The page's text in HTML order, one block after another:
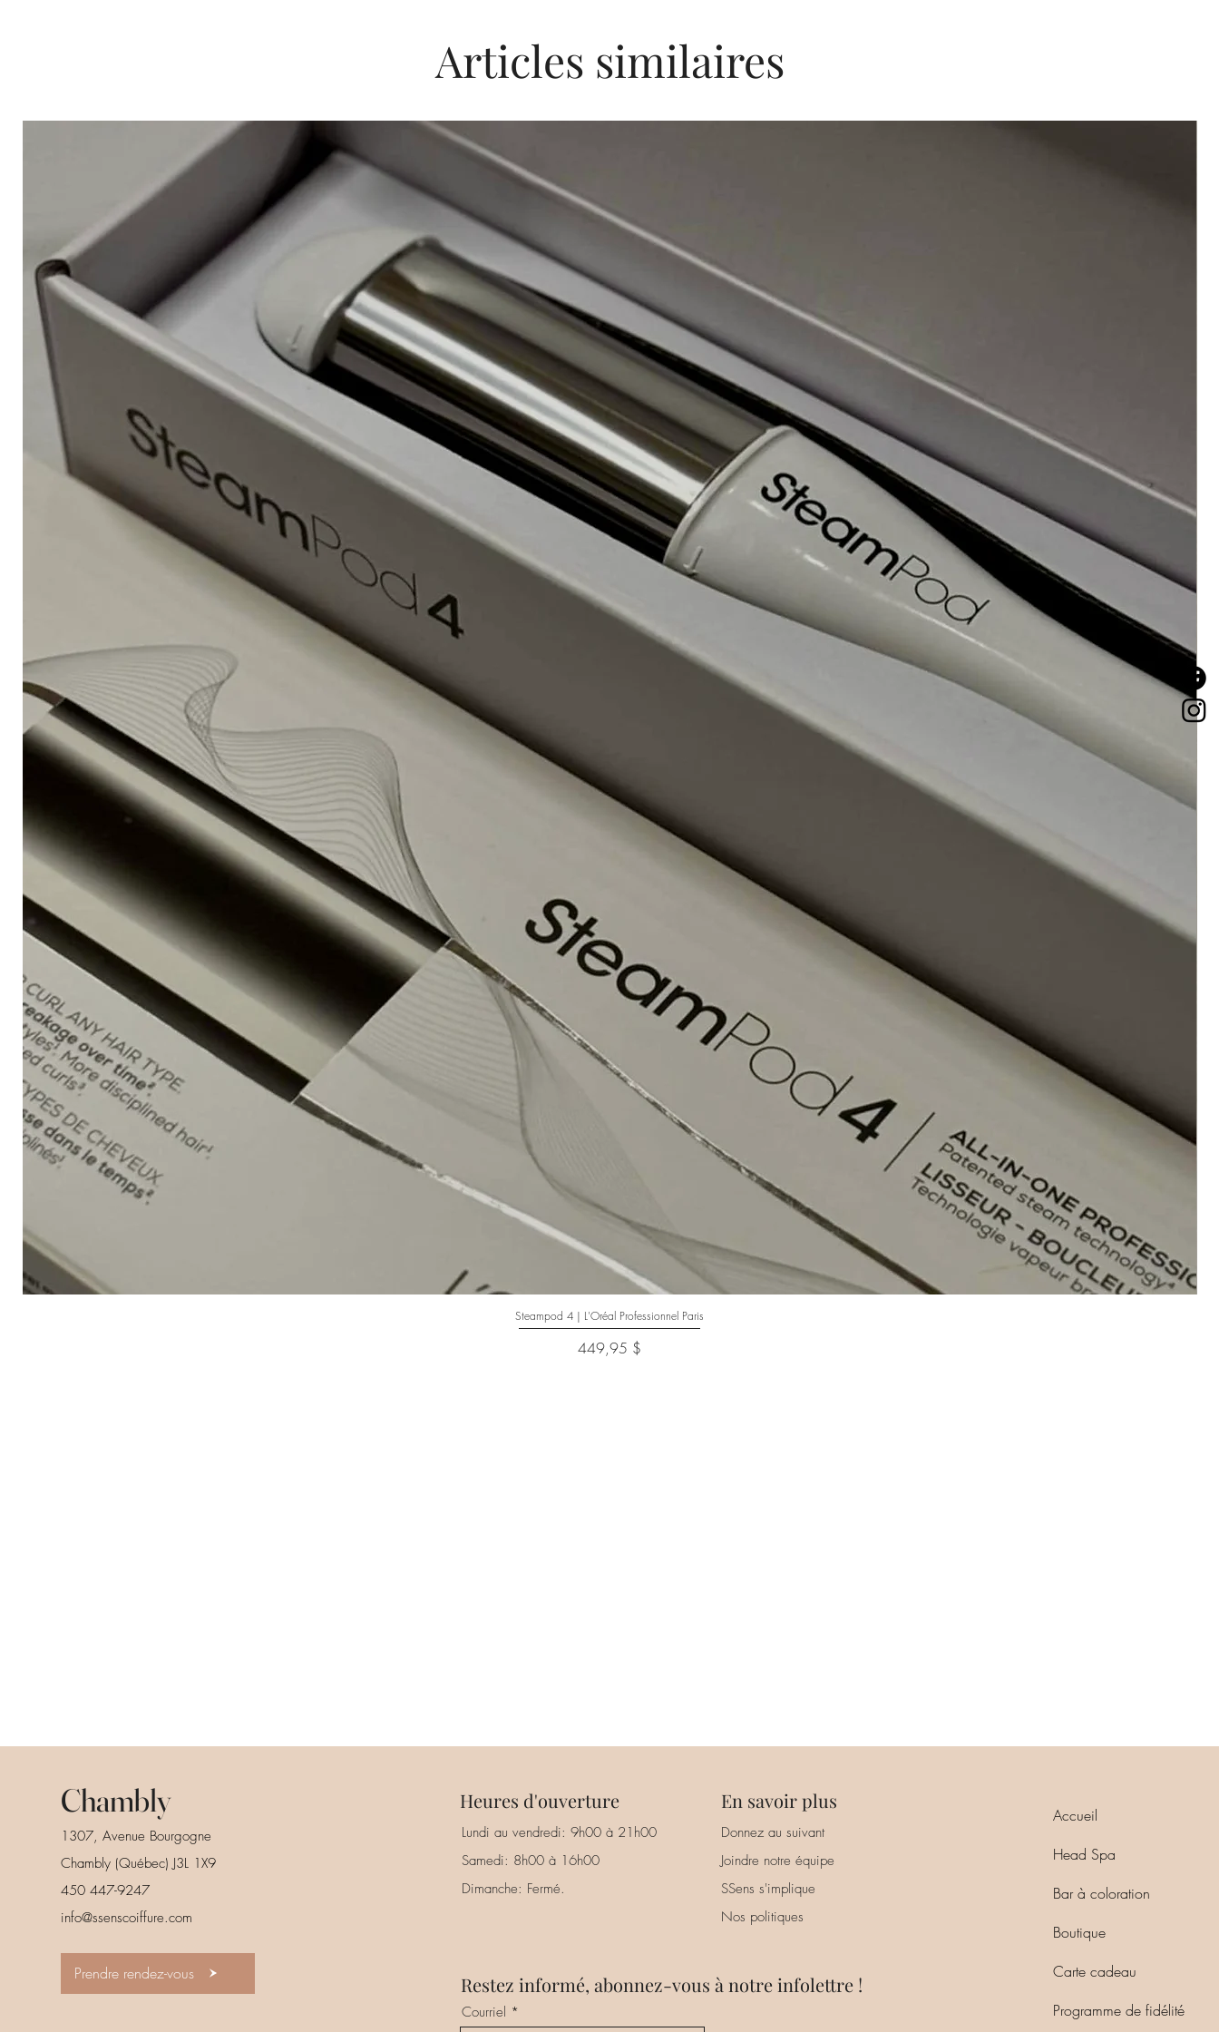
Articles similaires
Aperçu rapide
Steampod 4 | L'Oréal Professionnel Paris
Prix
449,95 $
Chambly
1307, Avenue Bourgogne
Chambly (Québec) J3L 1X9
450 447-9247
info@ssenscoiffure.com
Prendre rendez-vous
Heures d'ouverture
Lundi au vendredi: 9h00 à 21h00
Samedi: 8h00 à 16h00
Dimanche: Fermé.
En savoir plus
Donnez au suivant
Joindre notre équipe
SSens s'implique
Nos politiques
Restez informé, abonnez-vous à notre infolettre !
Courriel
Accueil
Head Spa
Bar à coloration
Boutique
Carte cadeau
Programme de fidélité